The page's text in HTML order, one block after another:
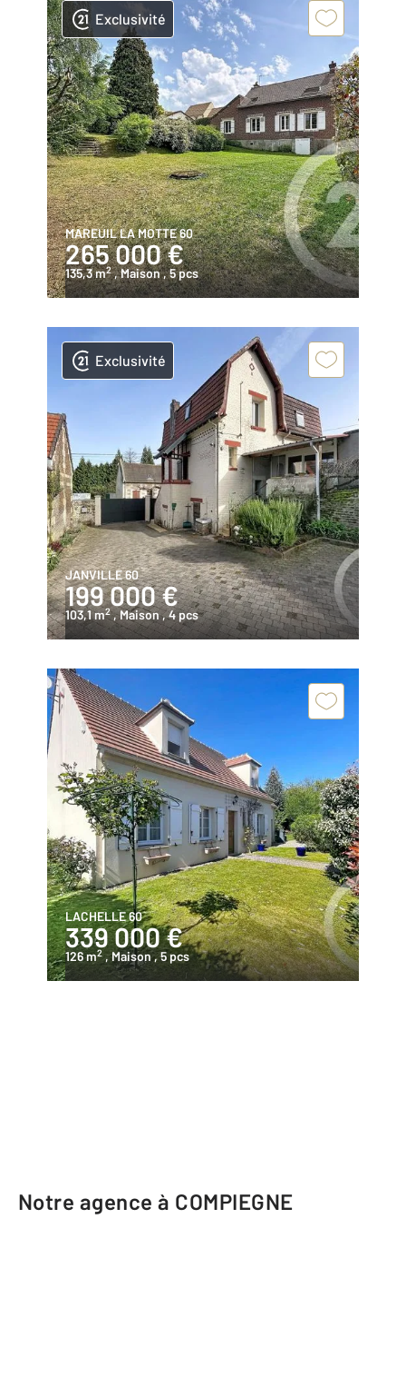
Exclusivité
MAREUIL LA MOTTE 60
265 000 €
135,3 m2 , Maison, 5 pcs
Exclusivité
JANVILLE 60
199 000 €
103,1 m2 , Maison, 4 pcs
LACHELLE 60
339 000 €
126 m2 , Maison, 5 pcs
Notre agence à COMPIEGNE